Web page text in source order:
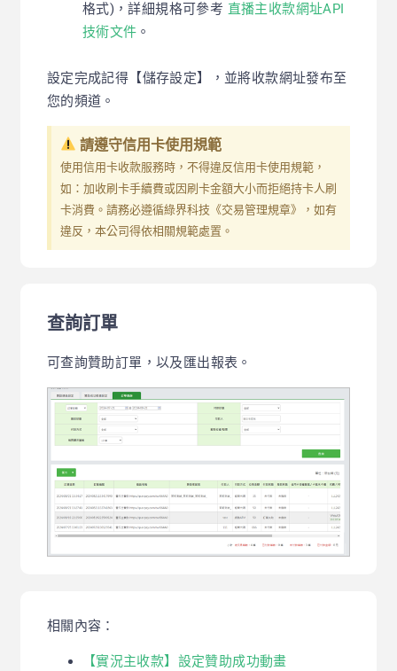
格式)，詳細規格可參考 直播主收款網址API
技術文件 。
設定完成記得【儲存設定】， 並將收款網址發布至
您的頻道。
請遵守信用卡使用規範
使用信用卡收款服務時，不得違反信用卡使用規範，
如：加收刷卡手續費或因刷卡金額大小而拒絕持卡人刷
卡消費。請務必遵循綠界科技《交易管理規章》，如有
違反，本公司得依相關規範處置。
查詢訂單
可查詢贊助訂單，以及匯出報表。
相關內容：
【實況主收款】設定贊助成功動畫